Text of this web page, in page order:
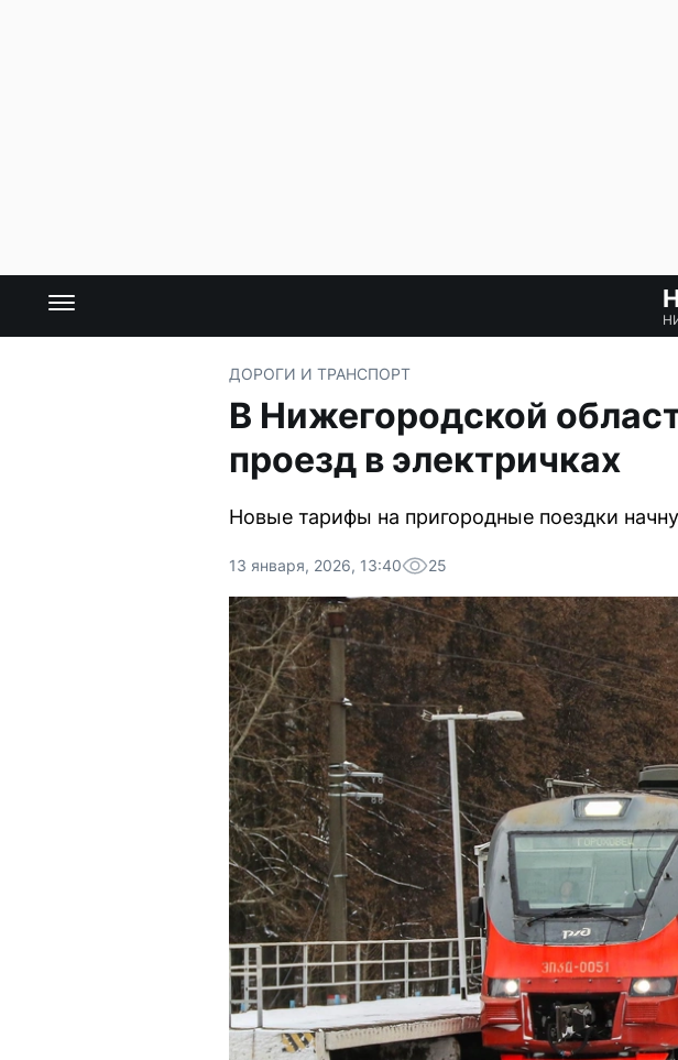
ДОРОГИ И ТРАНСПОРТ
В Нижегородской
проезд в электричках
Новые тарифы на пригородные поездки
13 января, 2026, 13:40 25